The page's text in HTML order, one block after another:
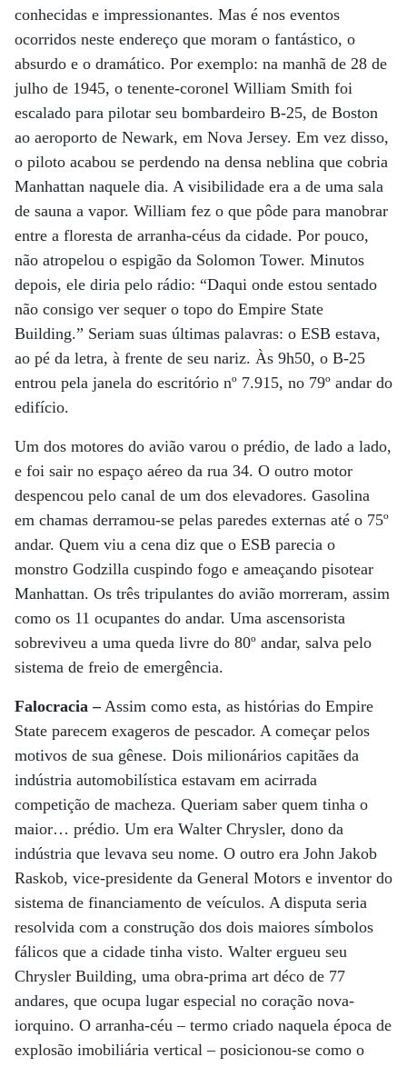
conhecidas e impressionantes. Mas é nos eventos
ocorridos neste endereço que moram o fantástico, o
absurdo e o dramático. Por exemplo: na manhã de 28 de
julho de 1945, o tenente-coronel William Smith foi
escalado para pilotar seu bombardeiro B-25, de Boston
ao aeroporto de Newark, em Nova Jersey. Em vez disso,
o piloto acabou se perdendo na densa neblina que cobria
Manhattan naquele dia. A visibilidade era a de uma sala
de sauna a vapor. William fez o que pôde para manobrar
entre a floresta de arranha-céus da cidade. Por pouco,
não atropelou o espigão da Solomon Tower. Minutos
depois, ele diria pelo rádio: “Daqui onde estou sentado
não consigo ver sequer o topo do Empire State
Building.” Seriam suas últimas palavras: o ESB estava,
ao pé da letra, à frente de seu nariz. Às 9h50, o B-25
entrou pela janela do escritório nº 7.915, no 79º andar do
edifício.
Um dos motores do avião varou o prédio, de lado a lado,
e foi sair no espaço aéreo da rua 34. O outro motor
despencou pelo canal de um dos elevadores. Gasolina
em chamas derramou-se pelas paredes externas até o 75º
andar. Quem viu a cena diz que o ESB parecia o
monstro Godzilla cuspindo fogo e ameaçando pisotear
Manhattan. Os três tripulantes do avião morreram, assim
como os 11 ocupantes do andar. Uma ascensorista
sobreviveu a uma queda livre do 80º andar, salva pelo
sistema de freio de emergência.
Falocracia –Assim como esta, as histórias do Empire
State parecem exageros de pescador. A começar pelos
motivos de sua gênese. Dois milionários capitães da
indústria automobilística estavam em acirrada
competição de macheza. Queriam saber quem tinha o
maior… prédio. Um era Walter Chrysler, dono da
indústria que levava seu nome. O outro era John Jakob
Raskob, vice-presidente da General Motors e inventor do
sistema de financiamento de veículos. A disputa seria
resolvida com a construção dos dois maiores símbolos
fálicos que a cidade tinha visto. Walter ergueu seu
Chrysler Building, uma obra-prima art déco de 77
andares, que ocupa lugar especial no coração nova-
iorquino. O arranha-céu – termo criado naquela época de
explosão imobiliária vertical – posicionou-se como o